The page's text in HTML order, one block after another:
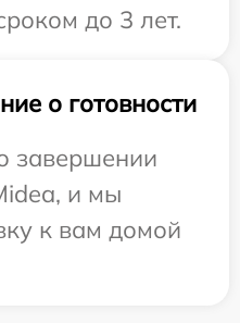
до 3 лет.
о готовности
завершении
и мы
к вам домой